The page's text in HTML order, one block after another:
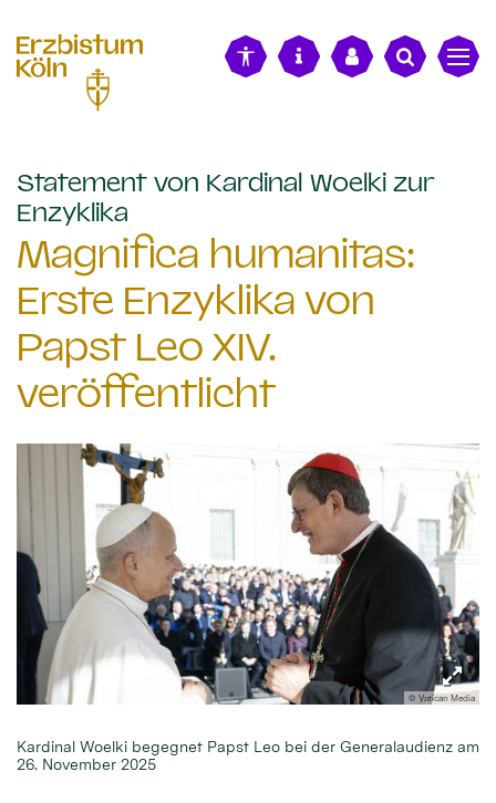
Statement von Kardinal Woelki zur
Enzyklika
Magnifica humanitas:
Erste Enzyklika von
Papst Leo XIV.
veröffentlicht
© Vatican Media
Kardinal Woelki begegnet Papst Leo bei der Generalaudienz am
26. November 2025